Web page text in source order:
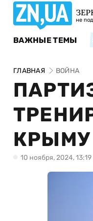
не
ВАЖНЫЕ ТЕМЫ
ГЛАВНАЯ ВОЙНА
КРЫМУ
10 ноября, 2024, 13:19